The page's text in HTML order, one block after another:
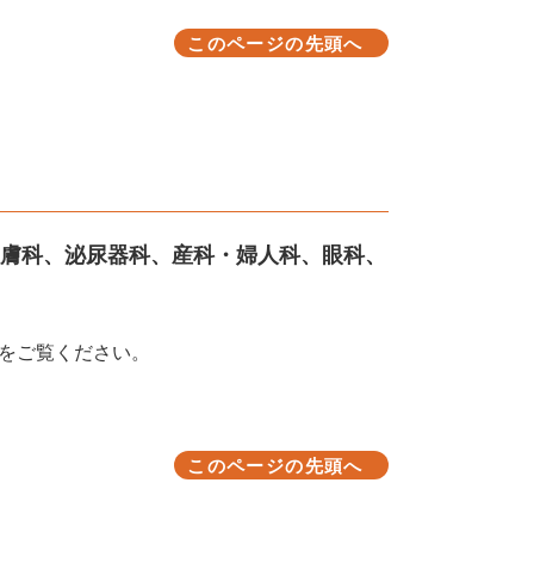
このページの先頭へ
、泌尿器科、産科・婦人科、眼科、
をご覧ください。
このページの先頭へ